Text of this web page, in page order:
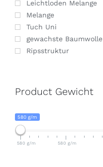
Leichtloden Melange
Melange
Tuch Uni
gewachste Baumwolle
Ripsstruktur
Product Gewicht
580 g/m
580 g/m 580 g/m